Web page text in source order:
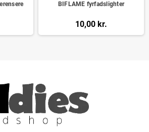
BIFLAME fyrfadslighter
10,00 kr.